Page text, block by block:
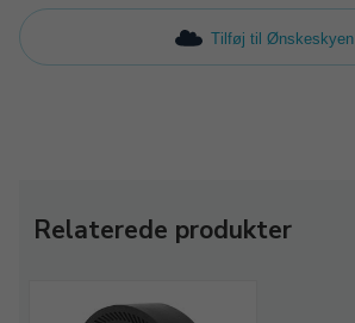
Tilføj til Ønskeskyen
Relaterede produkter